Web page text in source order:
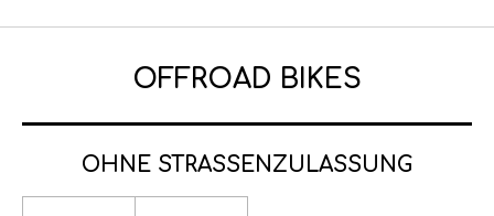
OFFROAD BIKES
OHNE STRASSENZULASSUNG